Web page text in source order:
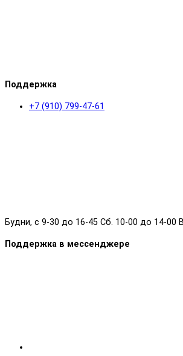
Поддержка
+7 (910) 799-47-61
Будни, с 9-30 до 16-45 Сб. 10-00 до 14-00
Поддержка в мессенджере